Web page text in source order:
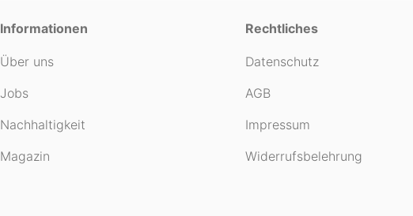
Informationen
Über uns
Jobs
Nachhaltigkeit
Magazin
Rechtliches
Datenschutz
AGB
Impressum
Widerrufsbelehrung